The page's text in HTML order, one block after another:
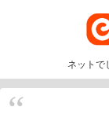
ネットで